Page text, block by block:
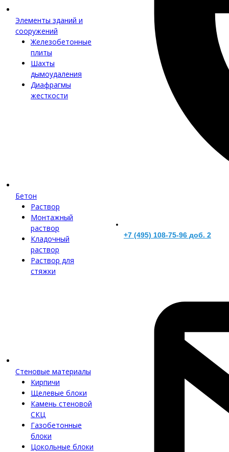
Элементы зданий и
сооружений
Железобетонные
плиты
Шахты
дымоудаления
Диафрагмы
жесткости
Бетон
Раствор
Монтажный
раствор
Кладочный
раствор
Раствор для
стяжки
Стеновые материалы
Кирпичи
Щелевые блоки
Камень стеновой
СКЦ
Газобетонные
блоки
Цокольные блоки
+7 (495) 108-75-96 доб. 2